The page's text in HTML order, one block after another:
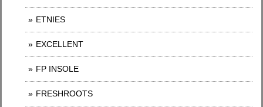
ETNIES
EXCELLENT
FP INSOLE
FRESHROOTS